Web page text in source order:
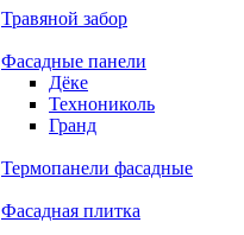
Травяной забор
Фасадные панели
Дёке
Технониколь
Гранд
Термопанели фасадные
Фасадная плитка